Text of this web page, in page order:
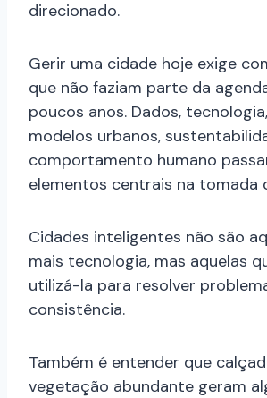
direcionado.
Gerir uma cidade hoje exige
que não faziam parte da
poucos anos. Dados,
modelos urbanos,
comportamento humano
elementos centrais na tomada
Cidades inteligentes não são
mais tecnologia, mas aquelas
utilizá-la para resolver
consistência.
Também é entender que
vegetação abundante geram